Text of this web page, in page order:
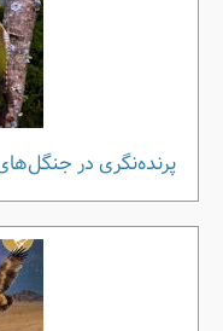
پرنده‌نگری در جنگل‌های خیرود